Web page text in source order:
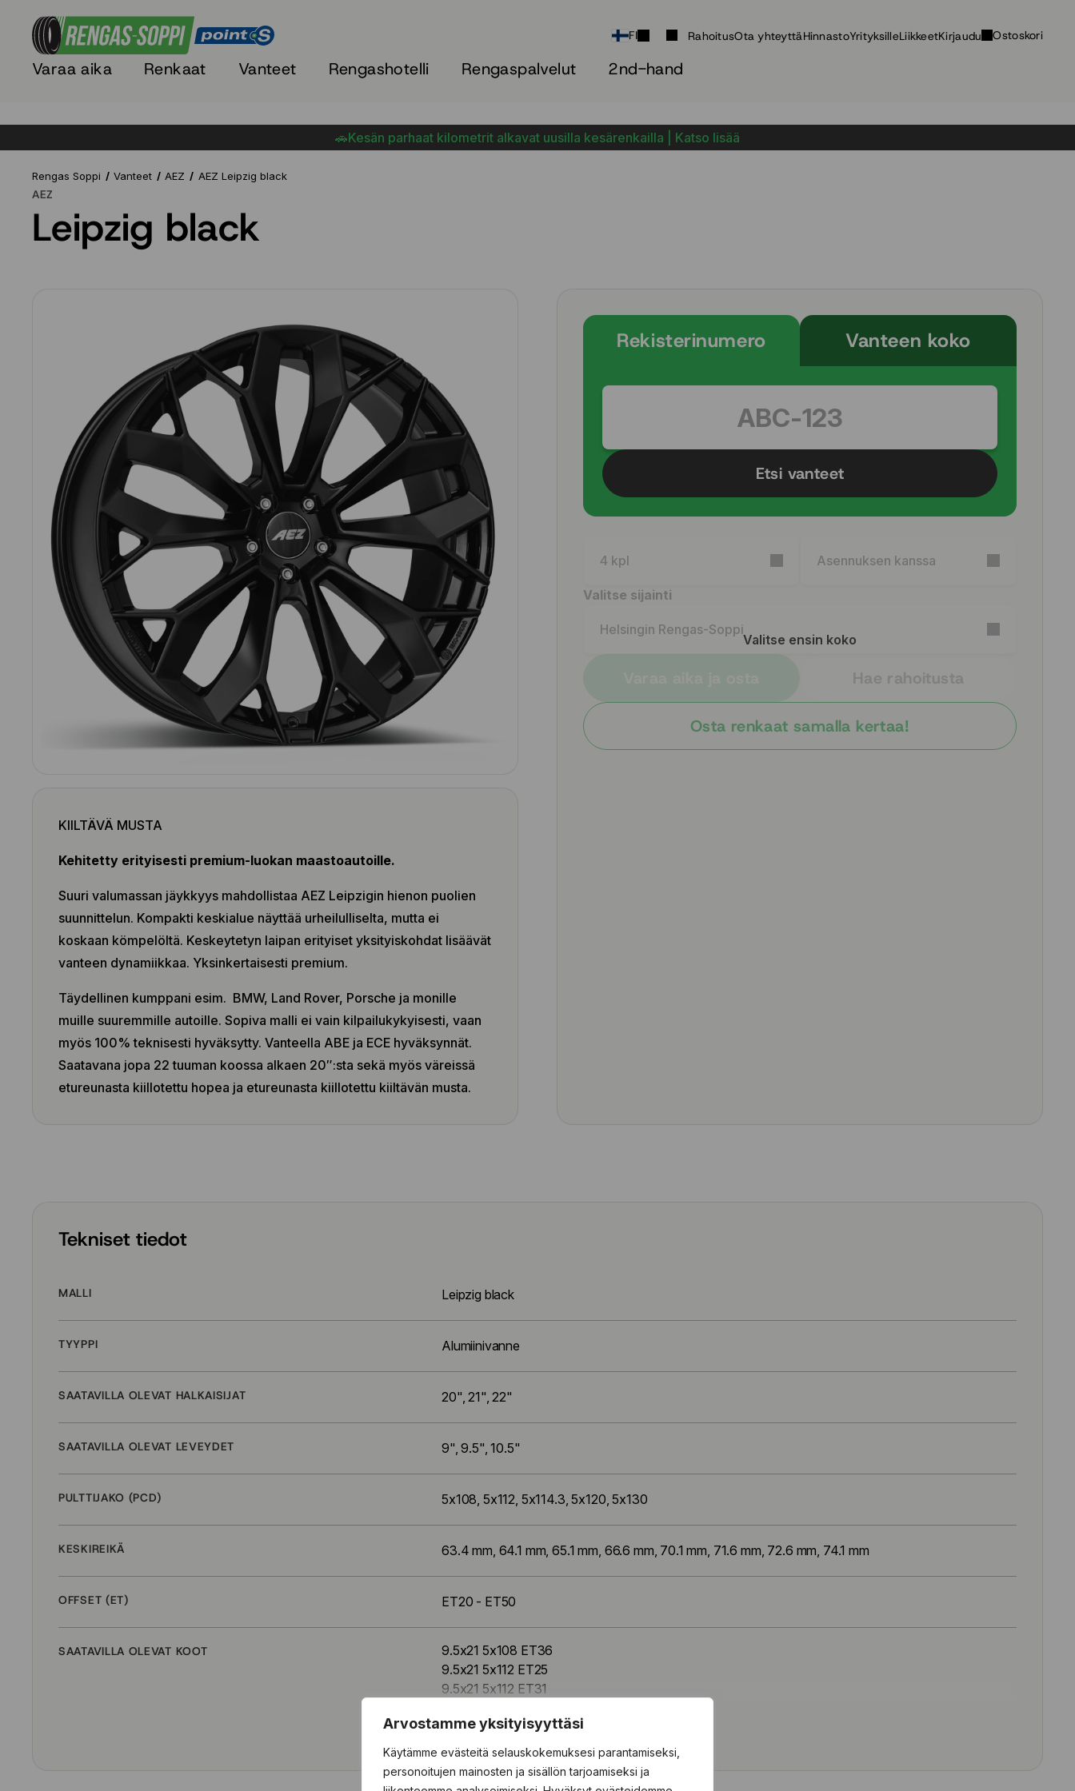
Arvostamme yksityisyyttäsi
Käytämme evästeitä selauskokemuksesi parantamiseksi,
personoitujen mainosten ja sisällön tarjoamiseksi ja
FI RahoitusOta yhteyttäHinnastoYrityksilleLiikkeetKirjaudu Ostoskori
Varaa aika Renkaat Vanteet Rengashotelli Rengaspalvelut 2nd-hand
🚗Kesän parhaat kilometrit alkavat uusilla kesärenkailla | Katso lisää
Rengas Soppi Vanteet AEZ AEZ Leipzig black
AEZ
Leipzig black
KIILTÄVÄ MUSTA
Kehitetty erityisesti premium-luokan maastoautoille.
Suuri valumassan jäykkyys mahdollistaa AEZ Leipzigin hienon puolien
suunnittelun. Kompakti keskialue näyttää urheilulliselta, mutta ei
koskaan kömpelöltä. Keskeytetyn laipan erityiset yksityiskohdat lisäävät
vanteen dynamiikkaa. Yksinkertaisesti premium.
Täydellinen kumppani esim. BMW, Land Rover, Porsche ja monille
muille suuremmille autoille. Sopiva malli ei vain kilpailukykyisesti, vaan
myös 100% teknisesti hyväksytty. Vanteella ABE ja ECE hyväksynnät.
Saatavana jopa 22 tuuman koossa alkaen 20″:sta sekä myös väreissä
etureunasta kiillotettu hopea ja etureunasta kiillotettu kiiltävän musta.
Rekisterinumero Vanteen koko
Etsi vanteet
Valitse ensin koko
4 kpl Asennuksen kanssa
Valitse sijainti
Helsingin Rengas-Soppi
Osta renkaat samalla kertaa!
Tekniset tiedot
MALLI Leipzig black
TYYPPI Alumiinivanne
SAATAVILLA OLEVAT HALKAISIJAT 20", 21", 22"
SAATAVILLA OLEVAT LEVEYDET 9", 9.5", 10.5"
PULTTIJAKO (PCD) 5x108, 5x112, 5x114.3, 5x120, 5x130
KESKIREIKÄ 63.4 mm, 64.1 mm, 65.1 mm, 66.6 mm, 70.1 mm, 71.6 mm, 72.6 mm, 74.1 mm
OFFSET (ET) ET20 - ET50
SAATAVILLA OLEVAT KOOT
9.5x21 5x108 ET36
9.5x21 5x112 ET25
9.5x21 5x112 ET31
9.5x21 5x112 ET42
9.5x21 5x112 ET42
9.5x21 5x112 ET45
9.5x21 5x114.3 ET40
Näytä kaikki koot